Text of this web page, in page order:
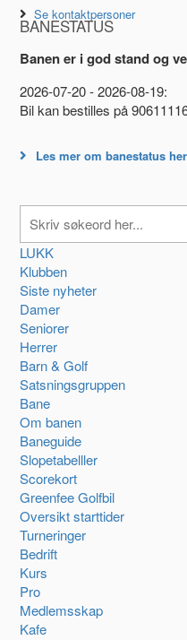
Se kontaktpersoner
BANESTATUS
Banen er i god stand og
2026-07-20 - 2026-08-19:
Bil kan bestilles på
Les mer om banestatus her
LUKK
Klubben
Siste nyheter
Damer
Seniorer
Herrer
Barn & Golf
Satsningsgruppen
Bane
Om banen
Baneguide
Slopetabelller
Scorekort
Greenfee Golfbil
Oversikt starttider
Turneringer
Bedrift
Kurs
Pro
Medlemsskap
Kafe